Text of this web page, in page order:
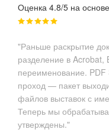
Оценка 4.8/5 на
"Раньше раскрытие
разделение в Acrobat,
переименование. PDF
проход — пакет
файлов выставок с
Теперь мы
утверждены."